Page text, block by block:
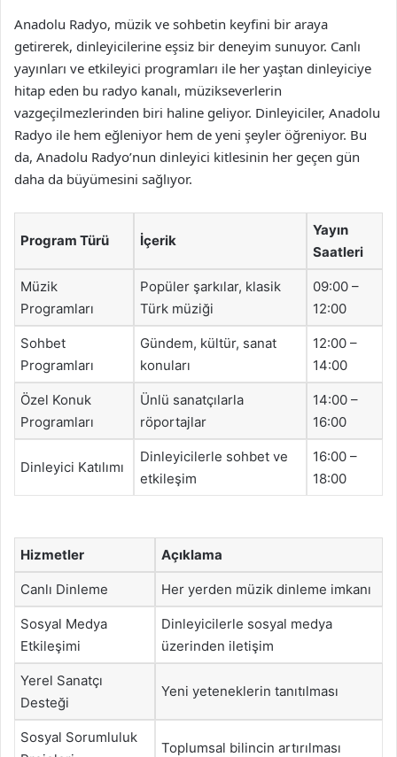
Anadolu Radyo, müzik ve sohbetin keyfini bir araya
getirerek, dinleyicilerine eşsiz bir deneyim sunuyor. Canlı
yayınları ve etkileyici programları ile her yaştan dinleyiciye
hitap eden bu radyo kanalı, müzikseverlerin
vazgeçilmezlerinden biri haline geliyor. Dinleyiciler, Anadolu
Radyo ile hem eğleniyor hem de yeni şeyler öğreniyor. Bu
da, Anadolu Radyo’nun dinleyici kitlesinin her geçen gün
daha da büyümesini sağlıyor.
Program Türü İçerik
Yayın
Saatleri
Müzik
Programları
Popüler şarkılar, klasik
Türk müziği
09:00 –
12:00
Sohbet
Programları
Gündem, kültür, sanat
konuları
12:00 –
14:00
Özel Konuk
Programları
Ünlü sanatçılarla
röportajlar
14:00 –
16:00
Dinleyici Katılımı
Dinleyicilerle sohbet ve
etkileşim
16:00 –
18:00
Hizmetler Açıklama
Canlı Dinleme Her yerden müzik dinleme imkanı
Sosyal Medya
Etkileşimi
Dinleyicilerle sosyal medya
üzerinden iletişim
Yerel Sanatçı
Desteği
Yeni yeteneklerin tanıtılması
Sosyal Sorumluluk
Toplumsal bilincin artırılması